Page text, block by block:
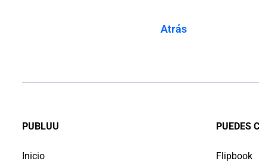
Atrás
PUBLUU
Inicio
PUEDES
Flipbook